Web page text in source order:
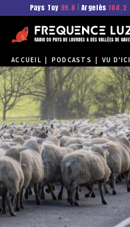
Pays Toy 99.6 Argelès 104.2
ACCUEIL PODCASTS VU D'ICI